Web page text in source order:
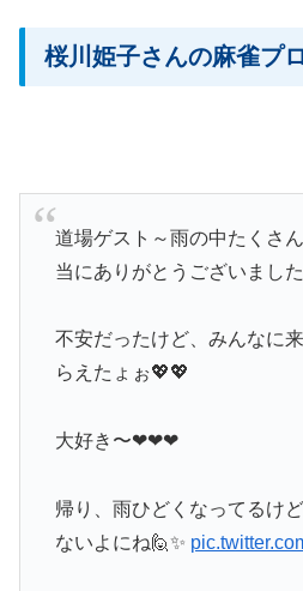
桜川姫子さんの麻雀プ
道場ゲスト～雨の中たくさ
当にありがとうございまし
不安だったけど、みんなに
らえたょぉ💖💖
大好き〜❤❤❤
帰り、雨ひどくなってるけ
ないよにね🙋✨